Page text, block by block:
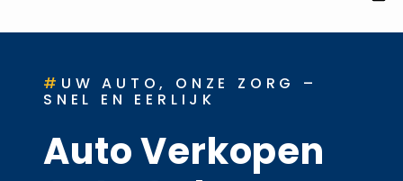
# UW AUTO, ONZE ZORG –
SNEL EN EERLIJK
Auto Verkopen